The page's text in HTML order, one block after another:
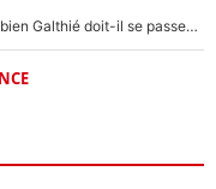
Le XV de France a trouvé son remplaçant : Fabien Galthié doit-il se passer d'Antoine Dupont ?